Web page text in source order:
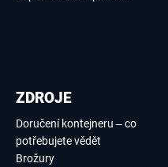
ZDROJE
Doručení kontejneru – co
potřebujete vědět
Brožury